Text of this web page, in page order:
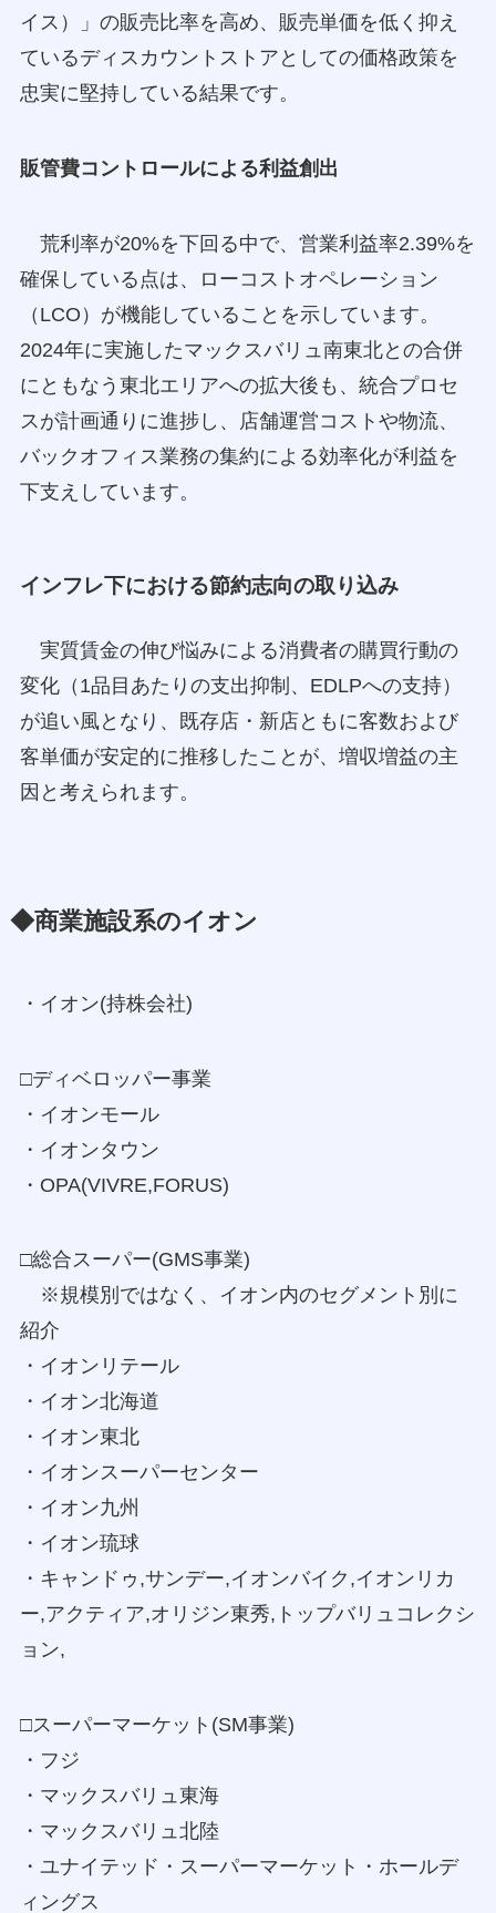
イス）」の販売比率を高め、販売単価を低く抑え
ているディスカウントストアとしての価格政策を
忠実に堅持している結果です。
販管費コントロールによる利益創出
荒利率が20%を下回る中で、営業利益率2.39%を
確保している点は、ローコストオペレーション
（LCO）が機能していることを示しています。
2024年に実施したマックスバリュ南東北との合併
にともなう東北エリアへの拡大後も、統合プロセ
スが計画通りに進捗し、店舗運営コストや物流、
バックオフィス業務の集約による効率化が利益を
下支えしています。
インフレ下における節約志向の取り込み
実質賃金の伸び悩みによる消費者の購買行動の
変化（1品目あたりの支出抑制、EDLPへの支持）
が追い風となり、既存店・新店ともに客数および
客単価が安定的に推移したことが、増収増益の主
因と考えられます。
◆商業施設系のイオン
・イオン(持株会社)
□ディベロッパー事業
・イオンモール
・イオンタウン
・OPA(VIVRE,FORUS)
□総合スーパー(GMS事業)
※規模別ではなく、イオン内のセグメント別に
紹介
・イオンリテール
・イオン北海道
・イオン東北
・イオンスーパーセンター
・イオン九州
・イオン琉球
・キャンドゥ,サンデー,イオンバイク,イオンリカ
ー,アクティア,オリジン東秀,トップバリュコレクシ
ョン,
□スーパーマーケット(SM事業)
・フジ
・マックスバリュ東海
・マックスバリュ北陸
・ユナイテッド・スーパーマーケット・ホールデ
ィングス